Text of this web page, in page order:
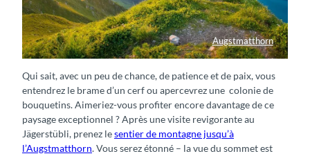
Augstmatthorn
Panorama-Blick vom Augstmatthorn über den Brienzersee
Qui sait, avec un peu de chance, de patience et de paix, vous
entendrez le brame d’un cerf ou apercevrez une colonie de
bouquetins. Aimeriez-vous profiter encore davantage de ce
paysage exceptionnel ? Après une visite revigorante au
Jägerstübli, prenez lesentier de montagne jusqu’à
l’Augstmatthorn. Vous serez étonné – la vue du sommet est